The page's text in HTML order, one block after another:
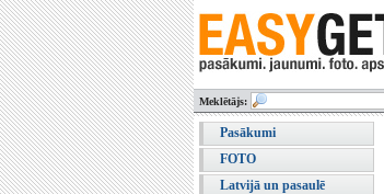
Meklētājs:
Pasākumi
FOTO
Latvijā un pasaulē